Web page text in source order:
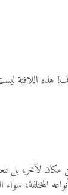
هذه
لآخر، بل
سواء